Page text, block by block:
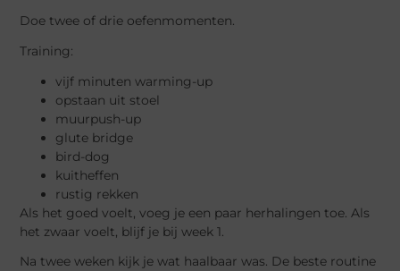
Doe twee of drie oefenmomenten.
Training:
vijf minuten warming-up
opstaan uit stoel
muurpush-up
glute bridge
bird-dog
kuitheffen
rustig rekken
Als het goed voelt, voeg je een paar herhalingen toe. Als
het zwaar voelt, blijf je bij week 1.
Na twee weken kijk je wat haalbaar was. De beste routine